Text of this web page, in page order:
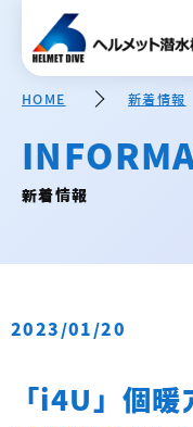
新着情報
HOME 新着情報
2023/01/20
「i4U」個暖